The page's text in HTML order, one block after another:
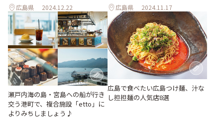
広島県 2024.12.22 広島県 2024.11.17
瀬戸内海の島・宮島への船が行き
交う港町で、複合施設「etto」に
よりみちしましょう♪
広島で食べたい広島つけ麺、汁な
し担担麺の人気店8選